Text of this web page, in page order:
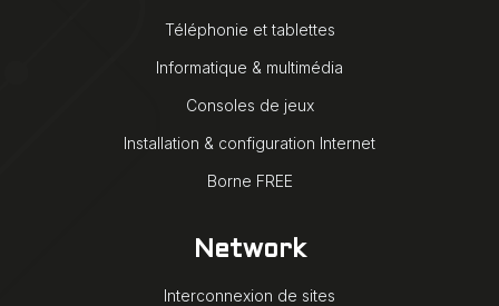
Téléphonie et tablettes
Informatique & multimédia
Consoles de jeux
Installation & configuration Internet
Borne FREE
Network
Interconnexion de sites